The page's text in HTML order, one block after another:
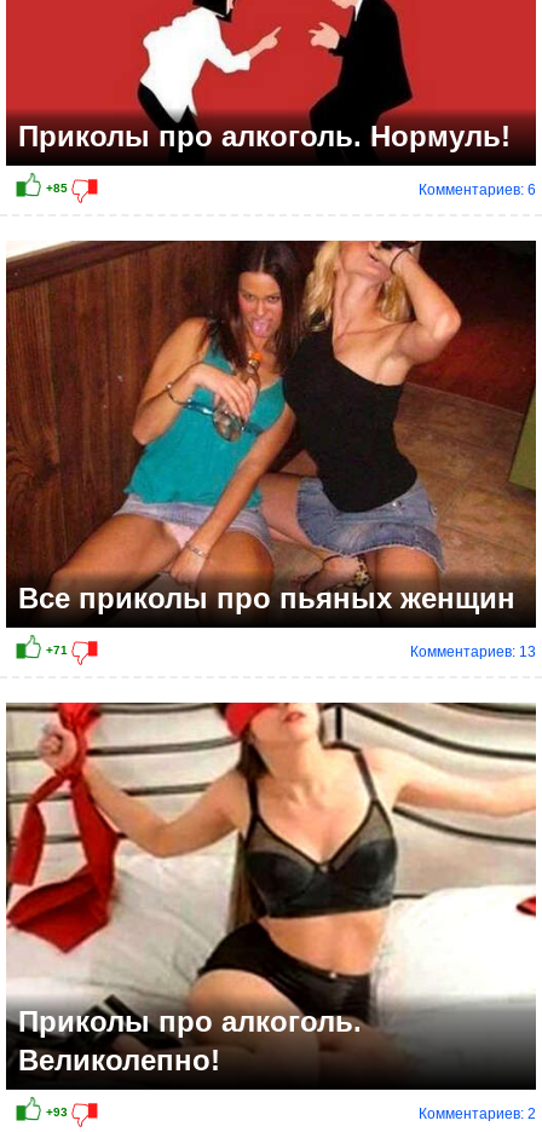
+39
Приколы про алкоголь. Нормуль!
Комментариев: 6
Все приколы про пьяных женщин
Комментариев: 13
Приколы про алкоголь.
Великолепно!
Комментариев: 2